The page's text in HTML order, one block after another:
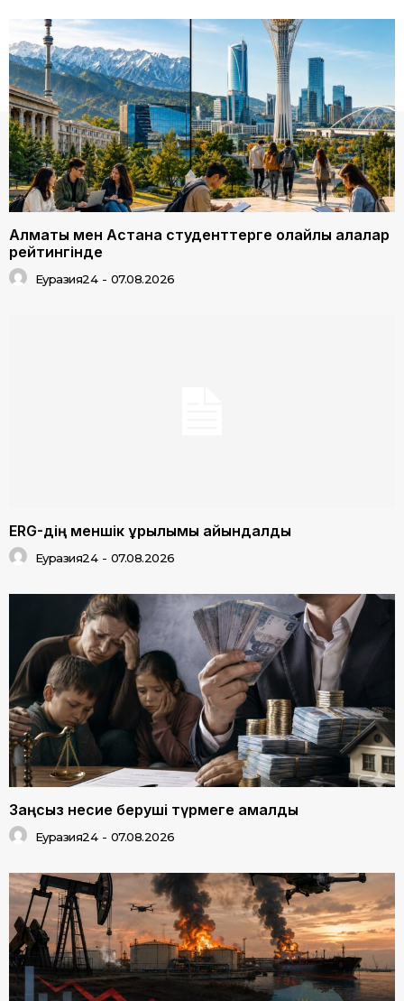
Алматы мен Астана студенттерге қолайлы қалалар
рейтингінде
Еуразия24 - 07.08.2026
ERG-дің меншік құрылымы айқындалды
Еуразия24 - 07.08.2026
Заңсыз несие беруші түрмеге қамалды
Еуразия24 - 07.08.2026